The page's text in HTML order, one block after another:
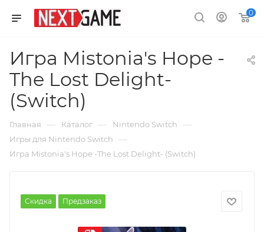
0
Игра Mistonia's Hope -
The Lost Delight-
(Switch)
Главная — Каталог — Nintendo Switch —
Игры для Nintendo Switch —
Игра Mistonia's Hope -The Lost Delight- (Switch)
Скидка Предзаказ